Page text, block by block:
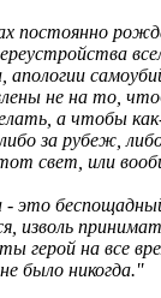
постоянно
апологии
не на то,
а чтобы
за рубеж,
свет, или
это
изволь
герой на все
было никогда.''